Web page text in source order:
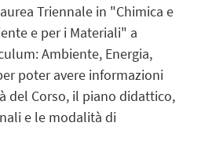
Triennale in "Chimica e
e per i Materiali" a
Ambiente, Energia,
poter avere informazioni
del Corso, il piano didattico,
e le modalità di